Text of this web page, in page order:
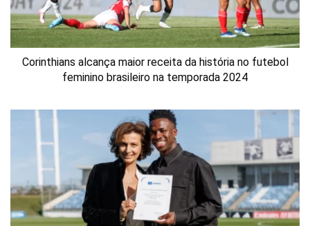
Corinthians alcança maior receita da história no futebol
feminino brasileiro na temporada 2024